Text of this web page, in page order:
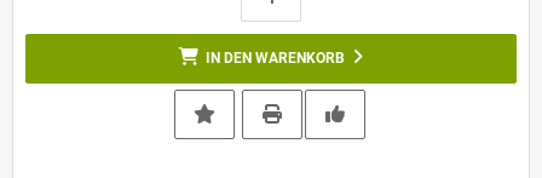
IN DEN WARENKORB